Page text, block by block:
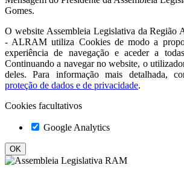
Gomes.
O website Assembleia Legislativa da Região
- ALRAM utiliza Cookies de modo a
experiência de navegação e aceder a
Continuando a navegar no website, o
deles. Para informação mais detalhada,
proteção de dados e de privacidade.
Cookies facultativos
Google Analytics